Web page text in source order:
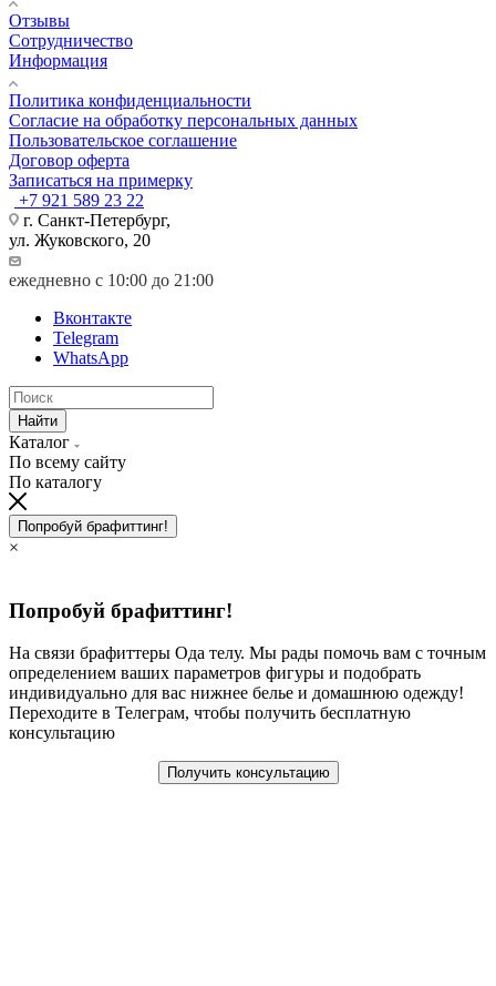
Отзывы
Сотрудничество
Информация
Политика конфиденциальности
Согласие на обработку персональных данных
Пользовательское соглашение
Договор оферта
Записаться на примерку
+7 921 589 23 22
г. Санкт-Петербург,
ул. Жуковского, 20
ежедневно с 10:00 до 21:00
Вконтакте
Telegram
WhatsApp
Найти
Каталог
По всему сайту
По каталогу
Попробуй брафиттинг!
×
Попробуй брафиттинг!
На связи брафиттеры Ода телу. Мы рады помочь вам с точным
определением ваших параметров фигуры и подобрать
индивидуально для вас нижнее белье и домашнюю одежду!
Переходите в Телеграм, чтобы получить бесплатную
консультацию
Получить консультацию